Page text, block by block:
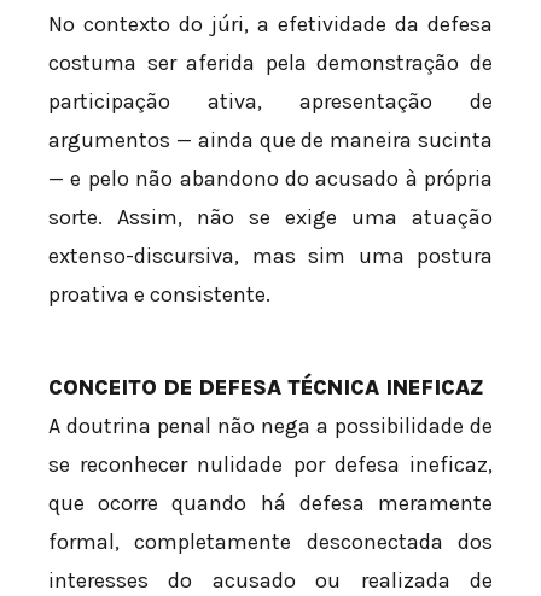
No contexto do júri, a efetividade da defesa
costuma ser aferida pela demonstração de
participação ativa, apresentação de
argumentos — ainda que de maneira sucinta
— e pelo não abandono do acusado à própria
sorte. Assim, não se exige uma atuação
extenso-discursiva, mas sim uma postura
proativa e consistente.
CONCEITO DE DEFESA TÉCNICA INEFICAZ
A doutrina penal não nega a possibilidade de
se reconhecer nulidade por defesa ineficaz,
que ocorre quando há defesa meramente
formal, completamente desconectada dos
interesses do acusado ou realizada de